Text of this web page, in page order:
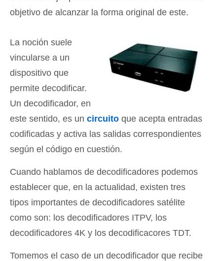
objetivo de alcanzar la forma original de este.
La noción suele
vincularse a un
dispositivo que
permite decodificar.
Un decodificador, en
este sentido, es un circuito que acepta entradas
codificadas y activa las salidas correspondientes
según el código en cuestión.
Cuando hablamos de decodificadores podemos
establecer que, en la actualidad, existen tres
tipos importantes de decodificadores satélite
como son: los decodificadores ITPV, los
decodificadores 4K y los decodificacores TDT.
Tomemos el caso de un decodificador que recibe